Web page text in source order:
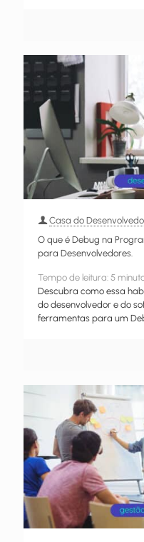
Casa do
O que é Debug na
para Desenvolvedores.
Tempo de leitura: 5
Descubra como essa
do desenvolvedor e do
ferramentas para um